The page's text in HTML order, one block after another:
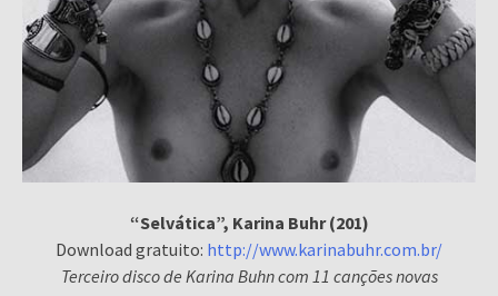
“Selvática”, Karina Buhr (201)
Download gratuito: http://www.karinabuhr.com.br/
Terceiro disco de Karina Buhn com 11 canções novas